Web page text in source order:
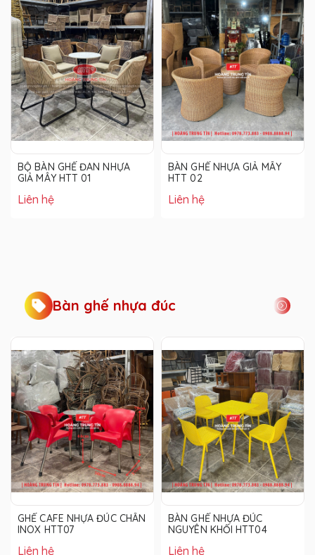
BỘ BÀN GHẾ ĐAN NHỰA
GIẢ MÂY HTT 01
Liên hệ
BÀN GHẾ NHỰA GIẢ MÂY
HTT 02
Liên hệ
Bàn ghế nhựa đúc
GHẾ CAFE NHỰA ĐÚC CHÂN
INOX HTT07
Liên hệ
BÀN GHẾ NHỰA ĐÚC
NGUYÊN KHỐI HTT04
Liên hệ